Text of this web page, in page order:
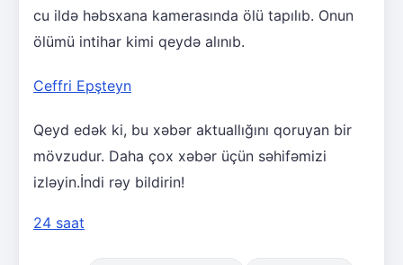
cu ildə həbsxana kamerasında ölü tapılıb. Onun
ölümü intihar kimi qeydə alınıb.
Ceffri Epşteyn
Qeyd edək ki, bu xəbər aktuallığını qoruyan bir
mövzudur. Daha çox xəbər üçün səhifəmizi
izləyin.İndi rəy bildirin!
24 saat